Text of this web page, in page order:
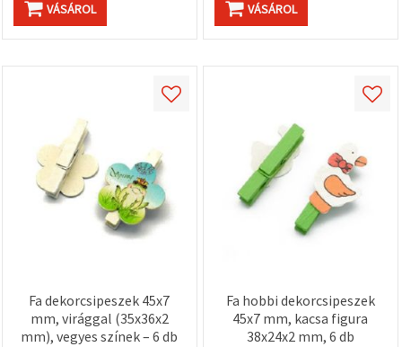
VÁSÁROL VÁSÁROL
Fa dekorcsipeszek 45x7
mm, virággal (35x36x2
mm), vegyes színek – 6 db
Fa hobbi dekorcsipeszek
45x7 mm, kacsa figura
38x24x2 mm, 6 db